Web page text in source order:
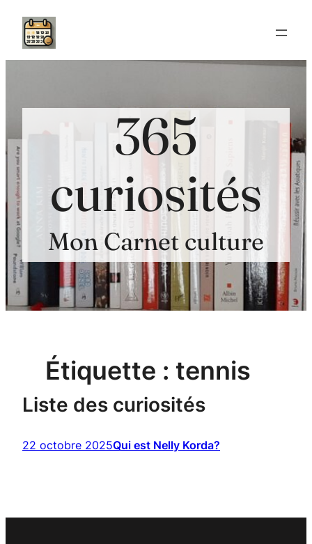
Aller
contenu
365
curiosités
Mon Carnet culture
Étiquette : tennis
Liste des curiosités
22 octobre 2025Qui est Nelly Korda?